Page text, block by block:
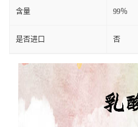
含量 99％
是否进口 否